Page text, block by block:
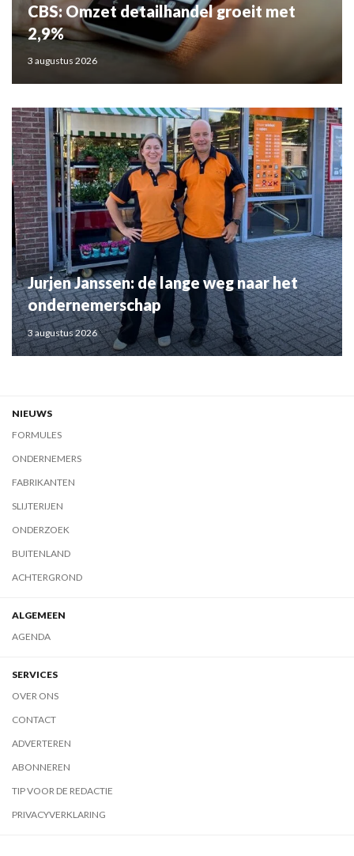
CBS: Omzet detailhandel groeit met
2,9%
3 augustus 2026
Jurjen Janssen: de lange weg naar het
ondernemerschap
3 augustus 2026
NIEUWS
FORMULES
ONDERNEMERS
FABRIKANTEN
SLIJTERIJEN
ONDERZOEK
BUITENLAND
ACHTERGROND
ALGEMEEN
AGENDA
SERVICES
OVER ONS
CONTACT
ADVERTEREN
ABONNEREN
TIP VOOR DE REDACTIE
PRIVACYVERKLARING